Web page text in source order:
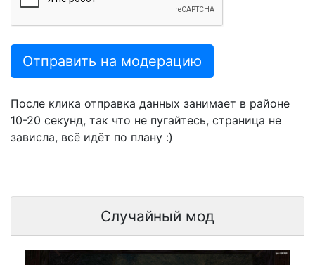
Отправить на модерацию
После клика отправка данных занимает в районе
10-20 секунд, так что не пугайтесь, страница не
зависла, всё идёт по плану :)
Случайный мод